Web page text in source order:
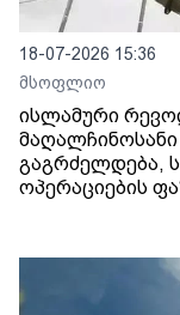
18-07-2026 15:36
მსოფლიო
ისლამური
მაღალჩინოსანი
გაგრძელდება,
ოპერაციების